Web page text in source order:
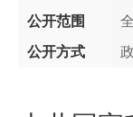
公开范围
公开方式